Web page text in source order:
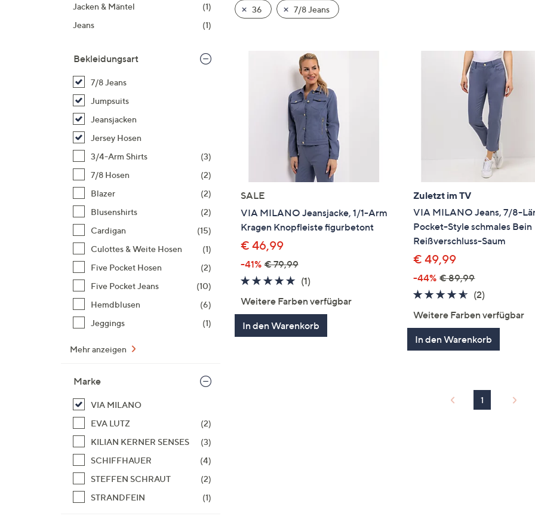
Sie
auf
anzuzeigen.
Jacken & Mäntel
(1)
Jeans
(1)
Bekleidungsart
7/8 Jeans
Jumpsuits
Jeansjacken
Jersey Hosen
3/4-Arm Shirts
(3)
7/8 Hosen
(2)
Blazer
(2)
Blusenshirts
(2)
Cardigan
(15)
Culottes & Weite Hosen
(1)
Five Pocket Hosen
(2)
Five Pocket Jeans
(10)
Hemdblusen
(6)
Jeggings
(1)
Mehr anzeigen
Marke
VIA MILANO
EVA LUTZ
(2)
KILIAN KERNER SENSES
(3)
SCHIFFHAUER
(4)
STEFFEN SCHRAUT
(2)
STRANDFEIN
(1)
36 7/8 Jeans
SALE
VIA MILANO Jeansjacke, 1/1-Arm
Kragen Knopfleiste figurbetont
€ 46,99
-41% € 79,99
5.0
5
(1)1
Weitere Farben verfügbar
In den Warenkorb
Zuletzt im TV
VIA MILANO Jeans, 7/8-
Pocket-Style schmales Bein
Reißverschluss-Saum
€ 49,99
-44% € 89,99
4.5
5
(2)
Weitere Farben verfügbar
In den Warenkorb
1